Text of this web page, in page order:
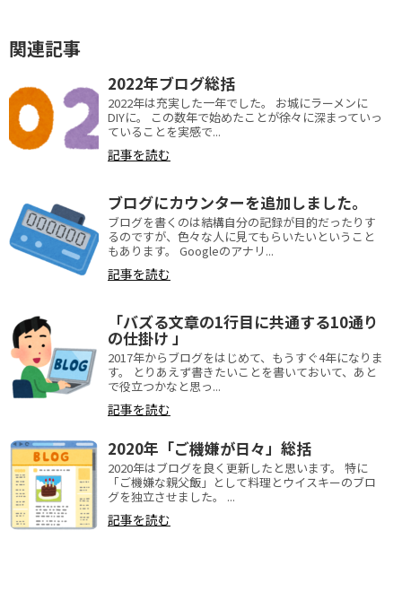
関連記事
2022年ブログ総括
2022年は充実した一年でした。 お城にラーメンに
DIYに。 この数年で始めたことが徐々に深まっていっ
ていることを実感で...
記事を読む
ブログにカウンターを追加しました。
ブログを書くのは結構自分の記録が目的だったりす
るのですが、色々な人に見てもらいたいということ
もあります。 Googleのアナリ...
記事を読む
「バズる文章の1行目に共通する10通り
の仕掛け 」
2017年からブログをはじめて、もうすぐ4年になりま
す。 とりあえず書きたいことを書いておいて、あと
で役立つかなと思っ...
記事を読む
2020年「ご機嫌が日々」総括
2020年はブログを良く更新したと思います。 特に
「ご機嫌な親父飯」として料理とウイスキーのブロ
グを独立させました。 ...
記事を読む